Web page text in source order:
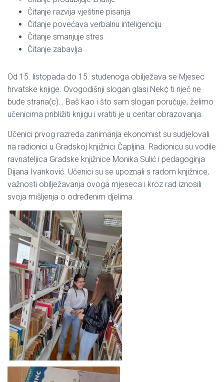
Čitanje razvija vještine pisanja
Čitanje povećava verbalnu inteligenciju
Čitanje smanjuje stres
Čitanje zabavlja
Od 15. listopada do 15. studenoga obilježava se Mjesec
hrvatske knjige. Ovogodišnji slogan glasi Nek¢ ti riječ ne
bude strana(c)… Baš kao i što sam slogan poručuje, želimo
učenicima približiti knjigu i vratiti je u centar obrazovanja.
Učenici prvog razreda zanimanja ekonomist su sudjelovali
na radionici u Gradskoj knjižnici Čapljina. Radionicu su vodile
ravnateljica Gradske knjižnice Monika Sulić i pedagoginja
Dijana Ivanković. Učenici su se upoznali s radom knjižnice,
važnosti obilježavanja ovoga mjeseca i kroz rad iznosili
svoja mišljenja o određenim djelima.